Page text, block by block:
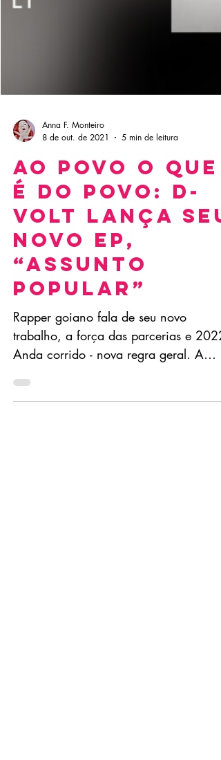
Anna F. Monteiro
5 min de leitura
Ao povo o que
é do povo: D-
Volt lança seu
novo EP,
“Assunto
Popular”